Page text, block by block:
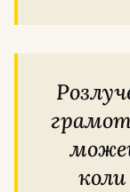
Розлучення — це не ганьба, а